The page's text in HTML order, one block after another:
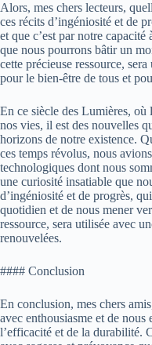
Alors, mes chers lecteurs,
ces récits d’ingéniosité et de
et que c’est par notre
que nous pourrons bâtir un
cette précieuse ressource,
pour le bien-être de tous et
En ce siècle des Lumières,
nos vies, il est des nouvelles
horizons de notre existence.
ces temps révolus, nous
technologiques dont nous
une curiosité insatiable que
d’ingéniosité et de progrès,
quotidien et de nous mener
ressource, sera utilisée avec
renouvelées.
#### Conclusion
En conclusion, mes chers
avec enthousiasme et de nous
l’efficacité et de la durabilité.